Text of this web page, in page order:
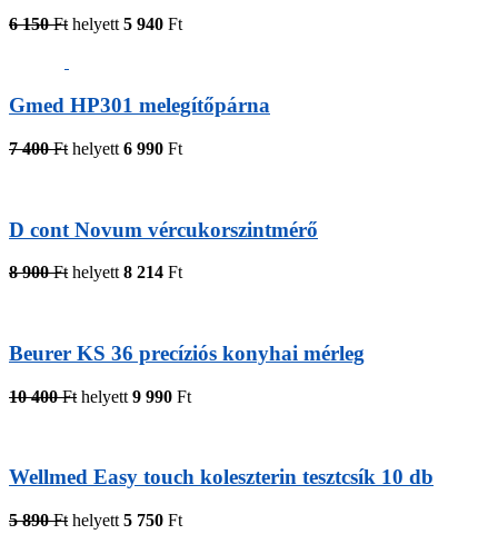
6 150 Ft helyett 5 940 Ft
Gmed HP301 melegítőpárna
7 400 Ft helyett 6 990 Ft
D cont Novum vércukorszintmérő
8 900 Ft helyett 8 214 Ft
Beurer KS 36 precíziós konyhai mérleg
10 400 Ft helyett 9 990 Ft
Wellmed Easy touch koleszterin tesztcsík 10 db
5 890 Ft helyett 5 750 Ft